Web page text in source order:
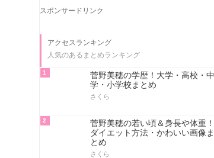
スポンサードリンク
アクセスランキング
人気のあるまとめランキング
1
菅野美穂の学歴！大学・高校・中
学・小学校まとめ
さくら
2
菅野美穂の若い頃＆身長や体重！
ダイエット方法・かわいい画像ま
とめ
さくら